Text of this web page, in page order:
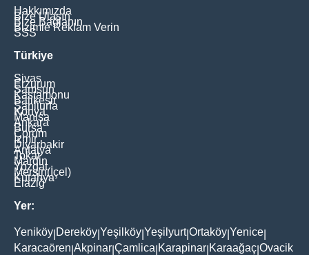
Hakkımızda
Bize Ulaşın
Bize Bağlanın
Bizimle Reklam Verin
SSS
Türkiye
Sivas
Erzurum
Samsun
Kastamonu
Balikesir
Şanliurfa
Konya
Manisa
Ankara
Bursa
Çorum
İzmir
Diyarbakir
Antalya
Tokat
Mardin
Yozgat
Mersin(İçel)
Kütahya
Elaziğ
Yer:
Yeniköy Dereköy Yeşilköy Yeşilyurt|Ortaköy Yenice
Karacaören Akpinar Çamlica Karapinar Karaağaç Ovacik